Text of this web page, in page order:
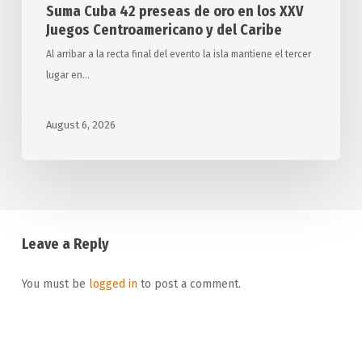
CaribeSuma Cuba 42 preseas de oro en los XXV
Juegos Centroamericano y del Caribe
Al arribar a la recta final del evento la isla mantiene el tercer
lugar en…
August 6, 2026
Leave a Reply
You must be logged into post a comment.